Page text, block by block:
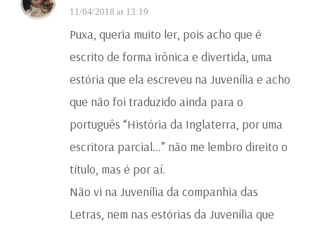
11/04/2018 at 13:19
Puxa, queria muito ler, pois acho que é
escrito de forma irônica e divertida, uma
estória que ela escreveu na Juvenília e acho
que não foi traduzido ainda para o
português “História da Inglaterra, por uma
escritora parcial…” não me lembro direito o
título, mas é por aí.
Não vi na Juvenília da companhia das
Letras, nem nas estórias da Juvenília que